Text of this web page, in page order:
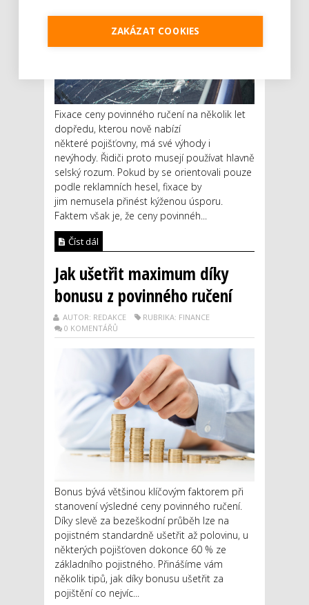
Fixace ceny povinného ručení na několik let
dopředu, kterou nově nabízí
některé pojišťovny, má své výhody i
nevýhody. Řidiči proto musejí používat hlavně
selský rozum. Pokud by se orientovali pouze
podle reklamních hesel, fixace by
jim nemusela přinést kýženou úsporu.
Faktem však je, že ceny povinnéh...
Číst dál
Jak ušetřit maximum díky
bonusu z povinného ručení
AUTOR: REDAKCE
RUBRIKA: FINANCE
0 KOMENTÁŘŮ
Bonus bývá většinou klíčovým faktorem při
stanovení výsledné ceny povinného ručení.
Díky slevě za bezeškodní průběh lze na
pojistném standardně ušetřit až polovinu, u
některých pojišťoven dokonce 60 % ze
základního pojistného. Přinášíme vám
několik tipů, jak díky bonusu ušetřit za
pojištění co nejvíc...
ZAKÁZAT COOKIES